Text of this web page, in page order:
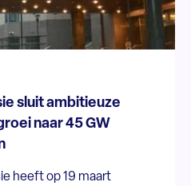
sluit ambitieuze
naar 45 GW
heeft op 19 maart